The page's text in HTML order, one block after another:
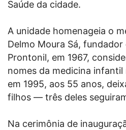
Saúde da cidade.
A unidade homenageia o
Delmo Moura Sá,
Prontonil, em 1967,
nomes da medicina infantil
em 1995, aos 55 anos,
filhos — três deles
Na cerimônia de